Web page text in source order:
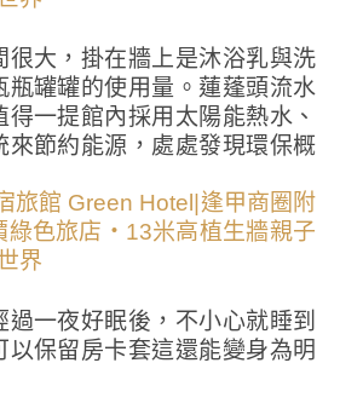
很大，掛在牆上是沐浴乳與洗
瓶罐罐的使用量。蓮蓬頭流水
一提館內採用太陽能熱水、
來節約能源，處處發現環保概
過一夜好眠後，不小心就睡到
以保留房卡套這還能變身為明